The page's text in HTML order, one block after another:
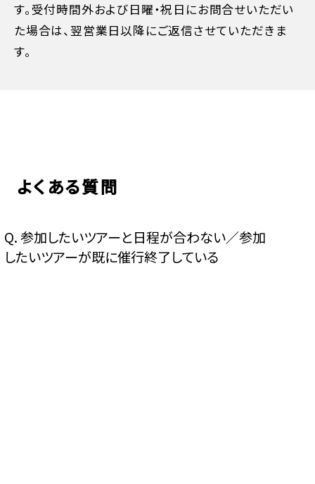
す。受付時間外および日曜・祝日にお問合せいただい
た場合は、翌営業日以降にご返信させていただきま
す。
よくある質問
Q.参加したいツアーと日程が合わない／参加
したいツアーが既に催行終了している